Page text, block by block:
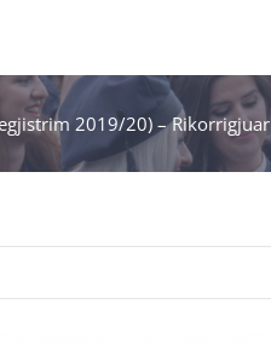
2019/20) – Rikorrigjuar